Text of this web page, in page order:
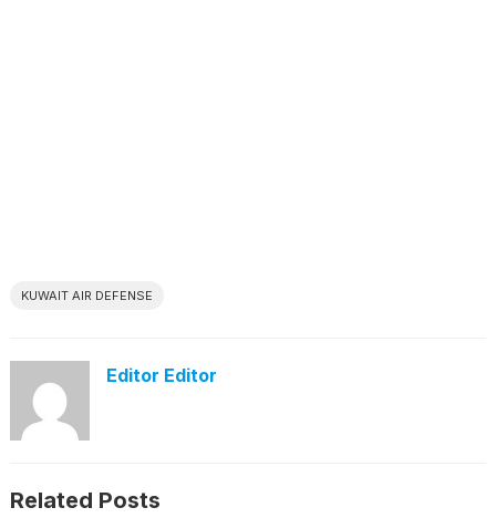
KUWAIT AIR DEFENSE
Editor Editor
Related Posts